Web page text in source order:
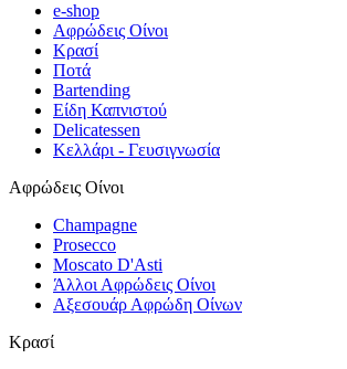
e-shop
Αφρώδεις Οίνοι
Κρασί
Ποτά
Bartending
Είδη Καπνιστού
Delicatessen
Κελλάρι - Γευσιγνωσία
Αφρώδεις Οίνοι
Champagne
Prosecco
Moscato D'Asti
Άλλοι Αφρώδεις Οίνοι
Αξεσουάρ Αφρώδη Οίνων
Κρασί